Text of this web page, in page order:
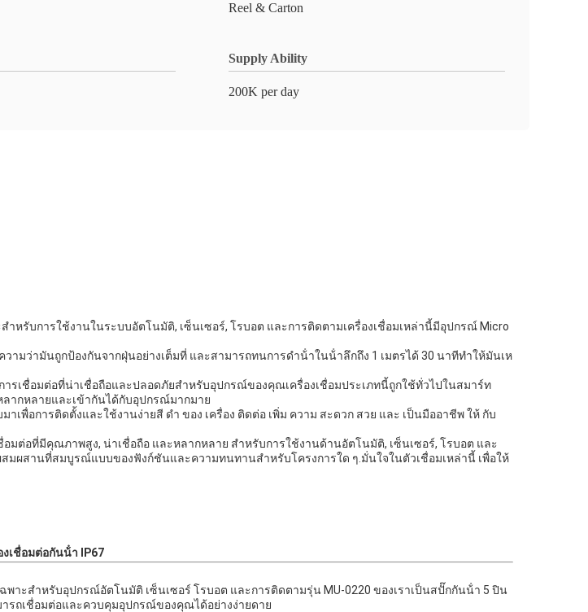
Reel & Carton
Supply Ability
200K per day
หรับการใช้งานในระบบอัตโนมัติ, เซ็นเซอร์, โรบอต และการติดตามเครื่องเชื่อมเหล่านี้มีอุปกรณ์ Micro
มว่ามันถูกป้องกันจากฝุ่นอย่างเต็มที่ และสามารถทนการดําน้ําในน้ําลึกถึง 1 เมตรได้ 30 นาทีทําให้มันเห
การเชื่อมต่อที่น่าเชื่อถือและปลอดภัยสําหรับอุปกรณ์ของคุณเครื่องเชื่อมประเภทนี้ถูกใช้ทั่วไปในสมาร์ท
ากหลายและเข้ากันได้กับอุปกรณ์มากมาย
เพื่อการติดตั้งและใช้งานง่ายสี ดํา ของ เครื่อง ติดต่อ เพิ่ม ความ สะดวก สวย และ เป็นมืออาชีพ ให้ กับ
มต่อที่มีคุณภาพสูง, น่าเชื่อถือ และหลากหลาย สําหรับการใช้งานด้านอัตโนมัติ, เซ็นเซอร์, โรบอต และ
สมผสานที่สมบูรณ์แบบของฟังก์ชันและความทนทานสําหรับโครงการใด ๆ.มั่นใจในตัวเชื่อมเหล่านี้ เพื่อให้
งเชื่อมต่อกันน้ํา IP67
าะสําหรับอุปกรณ์อัตโนมัติ เซ็นเซอร์ โรบอต และการติดตามรุ่น MU-0220 ของเราเป็นสปั๊กกันน้ํา 5 ปิน
ถเชื่อมต่อและควบคุมอุปกรณ์ของคุณได้อย่างง่ายดาย